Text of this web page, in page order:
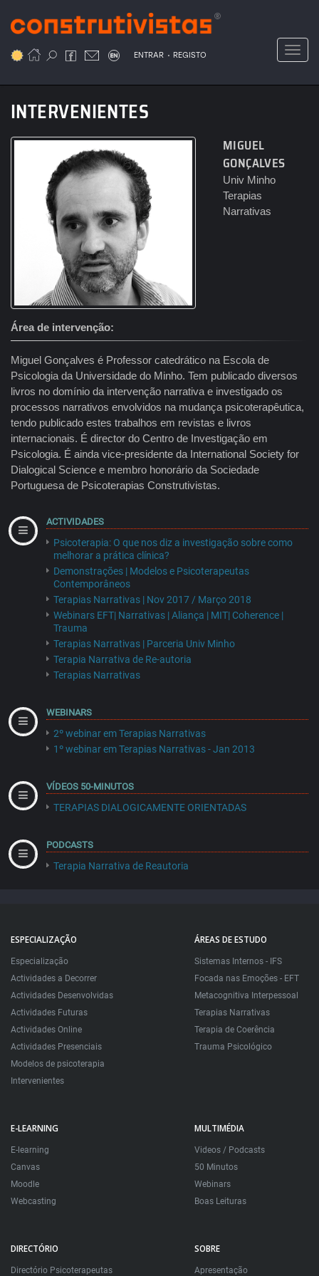
para
conteúdo
ENTRAR . REGISTO
INTERVENIENTES
MIGUEL
GONÇALVES
Univ Minho
Área de intervenção
Terapias
Narrativas
Miguel Gonçalves é Professor catedrático na Escola de
Psicologia da Universidade do Minho. Tem publicado diversos
livros no domínio da intervenção narrativa e investigado os
processos narrativos envolvidos na mudança psicoterapêutica,
tendo publicado estes trabalhos em revistas e livros
internacionais. É director do Centro de Investigação em
Psicologia. É ainda vice-presidente da International Society for
Dialogical Science e membro honorário da Sociedade
Portuguesa de Psicoterapias Construtivistas.
ACTIVIDADES
Psicoterapia: O que nos diz a investigação sobre como
melhorar a prática clínica?
Demonstrações | Modelos e Psicoterapeutas
Contemporâneos
Terapias Narrativas | Nov 2017 / Março 2018
Webinars EFT| Narrativas | Aliança | MIT| Coherence |
Trauma
Terapias Narrativas | Parceria Univ Minho
Terapia Narrativa de Re-autoria
Terapias Narrativas
WEBINARS
2º webinar em Terapias Narrativas
1º webinar em Terapias Narrativas - Jan 2013
VÍDEOS 50-MINUTOS
TERAPIAS DIALOGICAMENTE ORIENTADAS
PODCASTS
Terapia Narrativa de Reautoria
ESPECIALIZAÇÃO
Especialização
Actividades a Decorrer
Actividades Desenvolvidas
Actividades Futuras
Actividades Online
Actividades Presenciais
Modelos de psicoterapia
Intervenientes
ÁREAS DE ESTUDO
Sistemas Internos - IFS
Focada nas Emoções - EFT
Metacognitiva Interpessoal
Terapias Narrativas
Terapia de Coerência
Trauma Psicológico
E-LEARNING
E-learning
Canvas
Moodle
Webcasting
MULTIMÉDIA
Videos / Podcasts
50 Minutos
Webinars
Boas Leituras
DIRECTÓRIO
Directório Psicoterapeutas
SOBRE
Apresentação